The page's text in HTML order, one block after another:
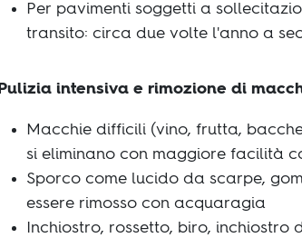
Per pavimenti soggetti a
transito: circa due volte l'anno a
Pulizia intensiva e rimozione di
Macchie difficili (vino, frutta,
si eliminano con maggiore facilità
Sporco come lucido da scarpe,
essere rimosso con acquaragia
Inchiostro, rossetto, biro, inchiostro